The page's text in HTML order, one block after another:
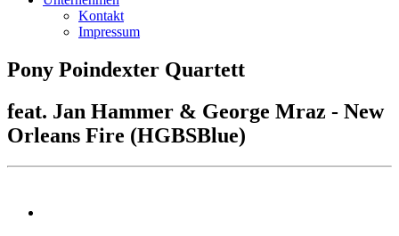
Kontakt
Impressum
Pony Poindexter Quartett
feat. Jan Hammer & George Mraz - New
Orleans Fire (HGBSBlue)